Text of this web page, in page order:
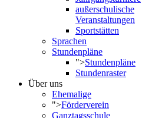
außerschulische
Veranstaltungen
Sportstätten
Sprachen
Stundenpläne
">Stundenpläne
Stundenraster
Über uns
Ehemalige
">Förderverein
Ganztagsschule